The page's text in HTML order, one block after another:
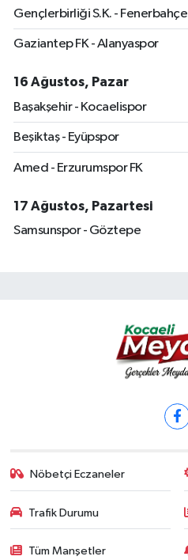
Gençlerbirliği S.K. - Fenerbahçe
Gaziantep FK - Alanyaspor
16 Ağustos, Pazar
Başakşehir - Kocaelispor
Beşiktaş - Eyüpspor
Amed - Erzurumspor FK
17 Ağustos, Pazartesi
Samsunspor - Göztepe
Nöbetçi Eczaneler
Trafik Durumu
Tüm Manşetler